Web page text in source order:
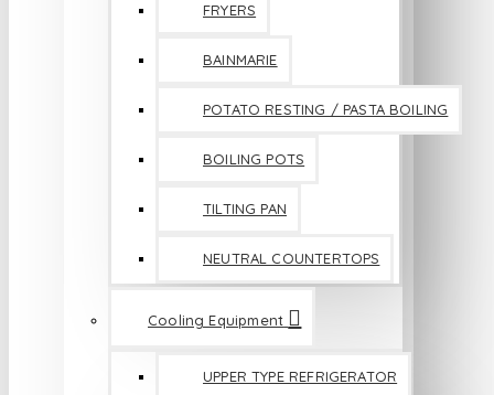
FRYERS
BAINMARIE
POTATO RESTING / PASTA BOILING
BOILING POTS
TILTING PAN
NEUTRAL COUNTERTOPS
Cooling Equipment
UPPER TYPE REFRIGERATOR